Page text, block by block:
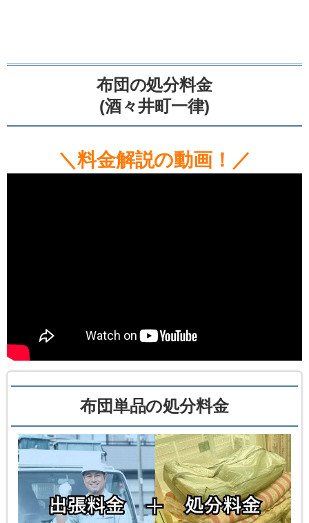
布団の処分料金
(酒々井町一律)
＼料金解説の動画！／
布団単品の処分料金